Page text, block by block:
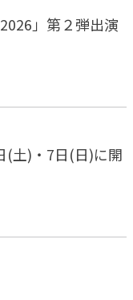
」第２弾出演
(土)・7日(日)に開